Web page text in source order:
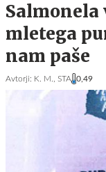
Salmonela
mletega
nam paše
Avtorji: K. M., STA 0,49